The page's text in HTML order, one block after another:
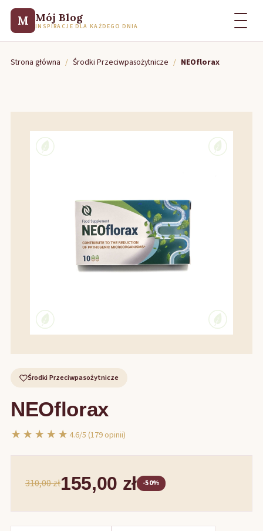
M Mój Blog
INSPIRACJE DLA KAŻDEGO DNIA
Strona główna / Środki Przeciwpasożytnicze / NEOflorax
Środki Przeciwpasożytnicze
NEOflorax
★★★★★4.6/5 (179 opinii)
310,00 zł155,00 zł -50%